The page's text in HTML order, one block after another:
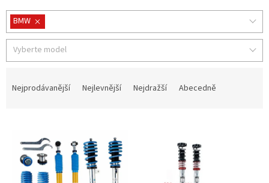
BMW
Vyberte model
Nejprodávanější Nejlevnější Nejdražší Abecedně